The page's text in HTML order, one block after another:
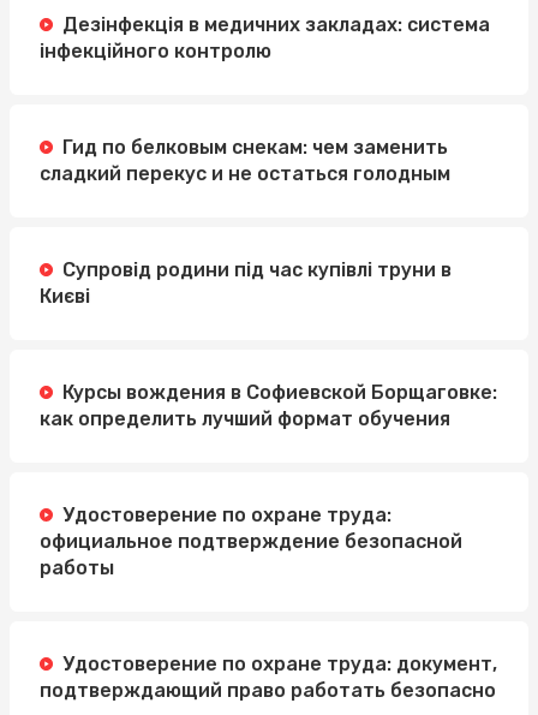
Дезінфекція в медичних закладах: система
інфекційного контролю
Гид по белковым снекам: чем заменить
сладкий перекус и не остаться голодным
Супровід родини під час купівлі труни в
Києві
Курсы вождения в Софиевской Борщаговке:
как определить лучший формат обучения
Удостоверение по охране труда:
официальное подтверждение безопасной
работы
Удостоверение по охране труда: документ,
подтверждающий право работать безопасно